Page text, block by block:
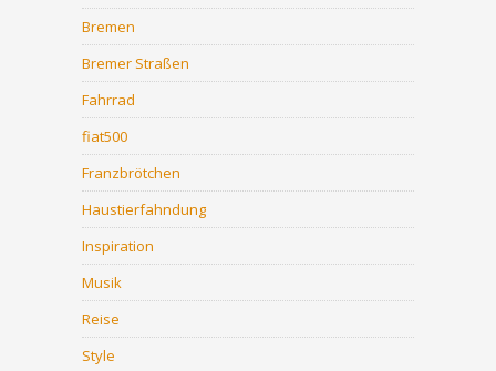
Bremen
Bremer Straßen
Fahrrad
fiat500
Franzbrötchen
Haustierfahndung
Inspiration
Musik
Reise
Style